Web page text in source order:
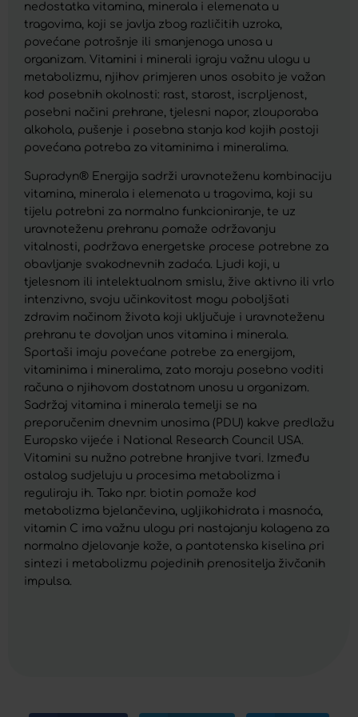
nedostatka vitamina, minerala i elemenata u
tragovima, koji se javlja zbog različitih uzroka,
povećane potrošnje ili smanjenoga unosa u
organizam. Vitamini i minerali igraju važnu ulogu u
metabolizmu, njihov primjeren unos osobito je važan
kod posebnih okolnosti: rast, starost, iscrpljenost,
posebni načini prehrane, tjelesni napor, zlouporaba
alkohola, pušenje i posebna stanja kod kojih postoji
povećana potreba za vitaminima i mineralima.
Supradyn® Energija sadrži uravnoteženu kombinaciju
vitamina, minerala i elemenata u tragovima, koji su
tijelu potrebni za normalno funkcioniranje, te uz
uravnoteženu prehranu pomaže održavanju
vitalnosti, podržava energetske procese potrebne za
obavljanje svakodnevnih zadaća. Ljudi koji, u
tjelesnom ili intelektualnom smislu, žive aktivno ili vrlo
intenzivno, svoju učinkovitost mogu poboljšati
zdravim načinom života koji uključuje i uravnoteženu
prehranu te dovoljan unos vitamina i minerala.
Sportaši imaju povećane potrebe za energijom,
vitaminima i mineralima, zato moraju posebno voditi
računa o njihovom dostatnom unosu u organizam.
Sadržaj vitamina i minerala temelji se na
preporučenim dnevnim unosima (PDU) kakve predlažu
Europsko vijeće i National Research Council USA.
Vitamini su nužno potrebne hranjive tvari. Između
ostalog sudjeluju u procesima metabolizma i
reguliraju ih. Tako npr. biotin pomaže kod
metabolizma bjelančevina, ugljikohidrata i masnoća,
vitamin C ima važnu ulogu pri nastajanju kolagena za
normalno djelovanje kože, a pantotenska kiselina pri
sintezi i metabolizmu pojedinih prenositelja živčanih
impulsa.